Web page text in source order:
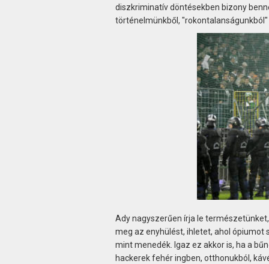
diszkriminatív döntésekben bizony
történelmünkből,
Ady nagyszerűen írja le
meg az enyhülést, ihletet, ahol ópiumot
mint menedék. Igaz ez akkor is, ha a
hackerek fehér ingben, otthonukból,